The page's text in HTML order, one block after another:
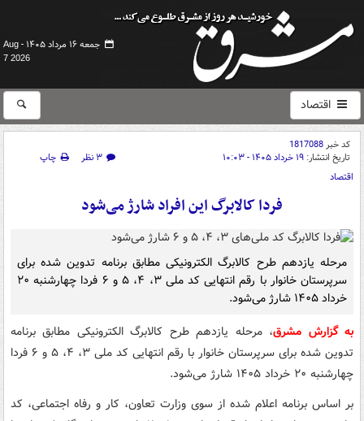
جمعه ۱۶ مرداد ۱۴۰۵ -
Aug
7 2026
اقتصاد
کد خبر1817088
تاریخ انتشار: ۱۹ خرداد ۱۴۰۵ - ۱۰:۰۳ ۳ نظر
چاپ
اقتصاد
فردا کالابرگ این افراد شارژ می‌شود
مرحله یازدهم طرح کالابرگ الکترونیکی مطابق برنامه تدوین شده برای
سرپرستان خانوار با رقم انتهایی کد ملی ۳، ۴، ۵ و ۶ فردا چهارشنبه ۲۰
خرداد ۱۴۰۵ شارژ می‌شود.
به گزارش مشرق، مرحله یازدهم طرح کالابرگ الکترونیکی مطابق برنامه
تدوین شده برای سرپرستان خانوار با رقم انتهایی کد ملی ۳، ۴، ۵ و ۶ فردا
چهارشنبه ۲۰ خرداد ۱۴۰۵ شارژ می‌شود.
بر اساس برنامه اعلام شده از سوی وزارت تعاون، کار و رفاه اجتماعی، کد